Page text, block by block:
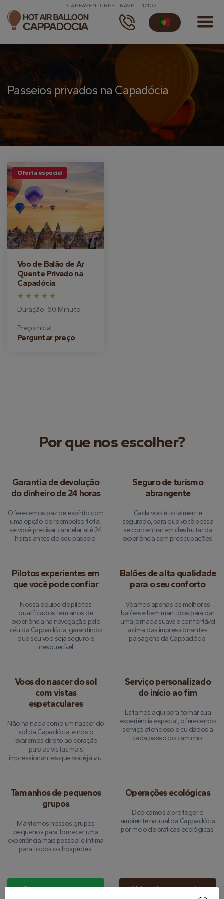
CAPPAVENTURES TRAVEL - 17102
Passeios privados na Capadócia
Oferta especial
Voo de Balão de Ar
Quente Privado na
Capadócia
Duração: 60 Minuto
Preço inicial
Perguntar preço
Por que nos escolher?
Garantia de devolução
do dinheiro de 24 horas
Oferecemos paz de espírito com
uma opção de reembolso total,
se você precisar cancelar até 24
horas antes do seu passeio.
Seguro de turismo
abrangente
Cada voo é totalmente
segurado, para que você possa
se concentrar em desfrutar da
experiência sem preocupações.
Pilotos experientes em
que você pode confiar
Nossa equipe de pilotos
qualificados tem anos de
experiência na navegação pelo
céu da Cappadócia, garantindo
que seu voo seja seguro e
inesquecível.
Balões de alta qualidade
para o seu conforto
Voamos apenas os melhores
balões e bem mantidos para dar
uma jornada suave e confortável
acima das impressionantes
paisagens da Cappadócia.
Voos do nascer do sol
com vistas
espetaculares
Não há nada como um nascer do
sol da Capadócia, e nós o
levaremos direto ao coração
para as vistas mais
impressionantes que você já viu.
Serviço personalizado
do início ao fim
Estamos aqui para tornar sua
experiência especial, oferecendo
serviço atencioso e cuidados a
cada passo do caminho.
Tamanhos de pequenos
grupos
Mantemos nossos grupos
pequenos para fornecer uma
experiência mais pessoal e íntima
para todos os hóspedes.
Operações ecológicas
Dedicamos a proteger o
ambiente natural da Cappadócia
por meio de práticas ecológicas.
Converse conosco no
Veja todos os passeios